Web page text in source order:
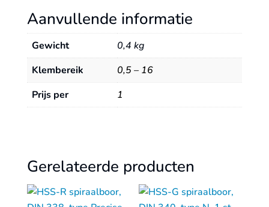
Aanvullende informatie
Gewicht
0,4 kg
Klembereik
0,5 – 16
Prijs per
1
Gerelateerde producten